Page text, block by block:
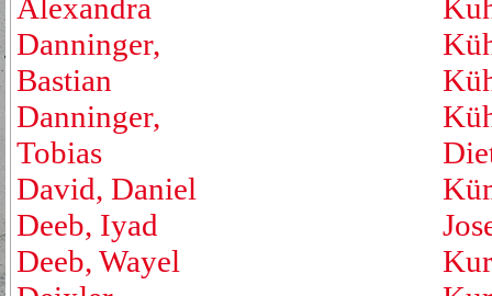
Alexandra
Danninger,
Bastian
Danninger,
Tobias
David, Daniel
Deeb, Iyad
Deeb, Wayel